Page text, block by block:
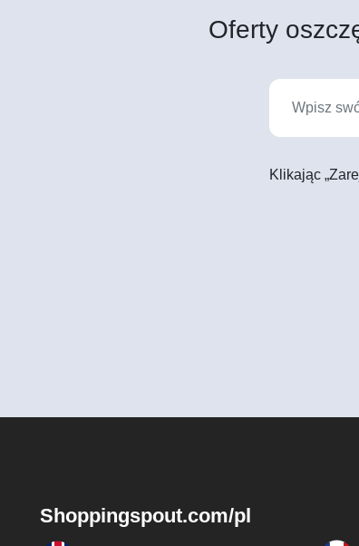
Oferty
Klikając
Shoppingspout.com/pl